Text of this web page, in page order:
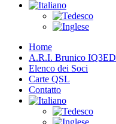
Home
A.R.I. Brunico IQ3ED
Elenco dei Soci
Carte QSL
Contatto